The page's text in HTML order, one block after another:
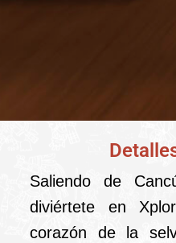
XPLOR
Cancún o
Saliendo de
diviértete en
corazón de la